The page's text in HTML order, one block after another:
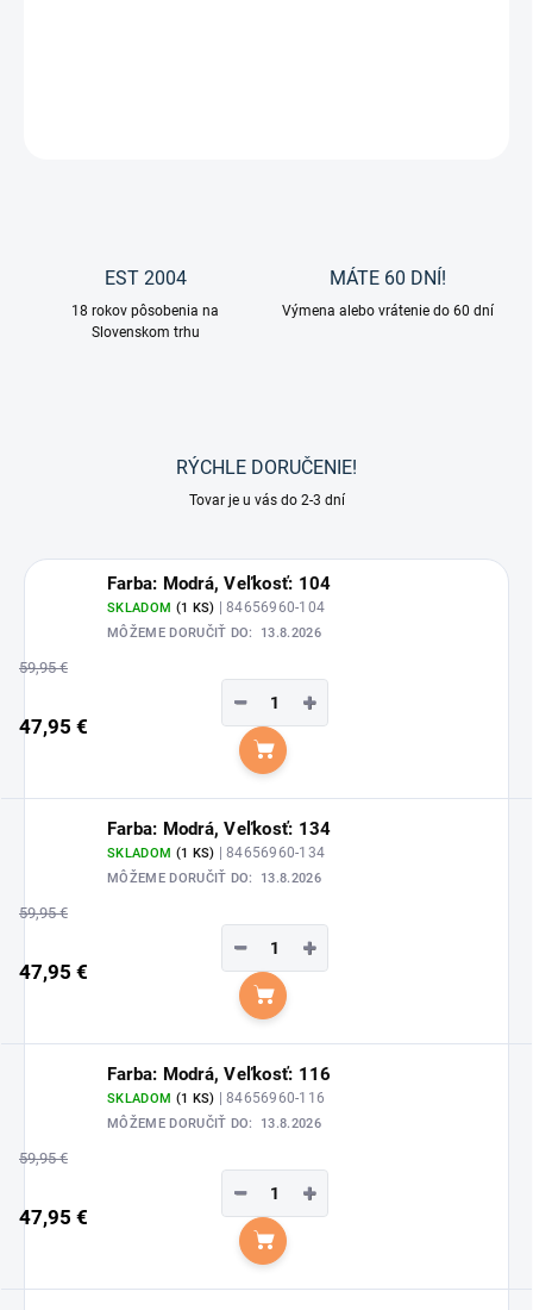
EST 2004
18 rokov pôsobenia na
Slovenskom trhu
MÁTE 60 DNÍ!
Výmena alebo vrátenie do 60 dní
RÝCHLE DORUČENIE!
Tovar je u vás do 2-3 dní
Farba: Modrá, Veľkosť: 104
SKLADOM (1 KS) | 84656960-104
MÔŽEME DORUČIŤ DO: 13.8.2026
59,95 €
47,95 €
+
−
Do košíka
Farba: Modrá, Veľkosť: 134
SKLADOM (1 KS) | 84656960-134
MÔŽEME DORUČIŤ DO: 13.8.2026
59,95 €
47,95 €
+
−
Do košíka
Farba: Modrá, Veľkosť: 116
SKLADOM (1 KS) | 84656960-116
MÔŽEME DORUČIŤ DO: 13.8.2026
59,95 €
47,95 €
+
−
Do košíka